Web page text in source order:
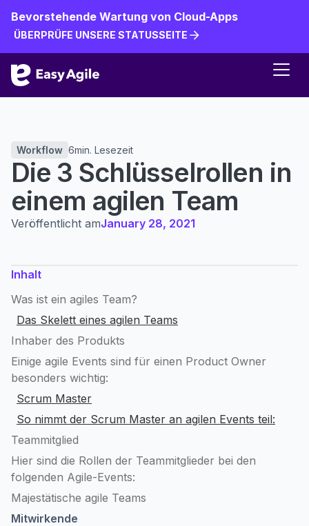
Bevorstehende Wartung von Cloud-Apps
ÜBERPRÜFE UNSERE STATUSSEITE
Workflow 6min. Lesezeit
Die 3 Schlüsselrollen in
einem agilen Team
Veröffentlicht amJanuary 28, 2021
Inhalt
Was ist ein agiles Team?
Das Skelett eines agilen Teams
Inhaber des Produkts
Einige agile Events sind für einen Product Owner
besonders wichtig:
Scrum Master
So nimmt der Scrum Master an agilen Events teil:
Teammitglied
Hier sind die Rollen der Teammitglieder bei den
folgenden Agile-Events:
Majestätische agile Teams
Mitwirkende